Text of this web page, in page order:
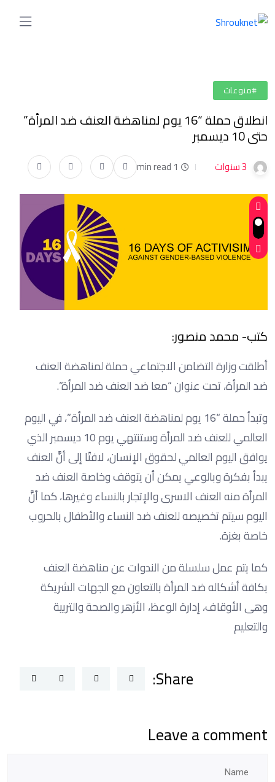
#منوعات
انطلاق حملة “16 يوم لمناهضة العنف ضد المرأة”
حتى 10 ديسمبر
3 سنوات 1 min read
كتب- محمد منصور:
أطلقت وزارة التضامن الاجتماعي حملة لمناهضة العنف
ضد المرأة، تحت عنوان “معا ضد العنف ضد المرأة”.
وتبدأ حملة “16 يوم لمناهضة العنف ضد المرأة”، في اليوم
العالمي للعنف ضد المرأة وستنتهي يوم 10 ديسمبر الذي
يوافق اليوم العالمي لحقوق الإنسان، لافتًا إلى أنَّ العنف
يبدأ بفكرة وبالوعي يمكن أن يتوقف وخاصة العنف ضد
المرأة منه العنف الاسرى والإتجار بالنساء وغيرها، كما أنَّ
اليوم سيتم تخصيصه للعنف ضد النساء والأطفال بالحروب
خاصة بغزة.
كما يتم عمل سلسلة من الندوات عن مناهضة العنف
بكافة أشكاله ضد المرأة بالتعاون مع الجهات الشريكة
وهى الأوقاف، إدارة الوعظ، الأزهر والصحة والتربية
والتعليم
Share:
Leave a comment